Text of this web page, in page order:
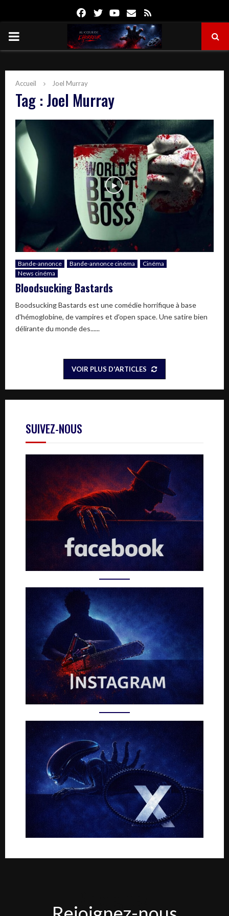
FacebookTwitterYoutube
Email
PRIMARY
Accueil Joel Murray
Tag : Joel Murray
Bande-annonce Bande-annonce cinéma
Cinéma
News cinéma
Bloodsucking Bastards
Boodsucking Bastards est une comédie horrifique à base
d'hémoglobine, de vampires et d'open space. Une satire bien
délirante du monde des......
VOIR PLUS D'ARTICLES
SUIVEZ-NOUS